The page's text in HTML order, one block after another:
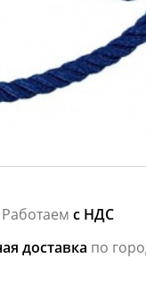
Работаемс НДС
доставка по